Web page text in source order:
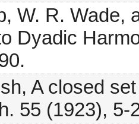
W. R. Wade,
Dyadic
A closed
55 (1923), 5-